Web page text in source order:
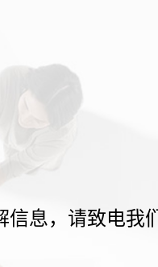
信息，请致电我